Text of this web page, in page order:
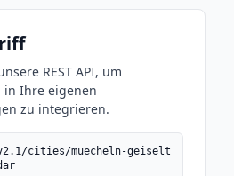
REST API, um
in Ihre eigenen
zu integrieren.
cities/muecheln-geiselt